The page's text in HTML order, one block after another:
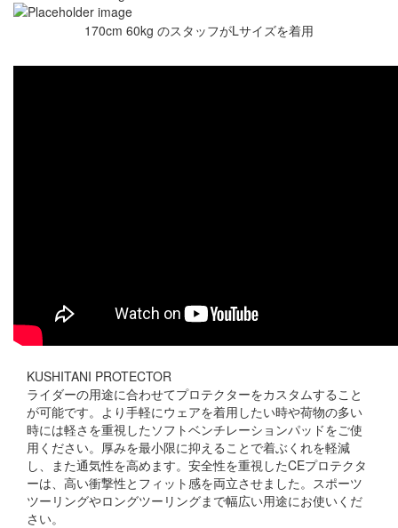
170cm 60kg のスタッフがLサイズを着用
KUSHITANI PROTECTOR
ライダーの用途に合わせてプロテクターをカスタムすること
が可能です。より手軽にウェアを着用したい時や荷物の多い
時には軽さを重視したソフトベンチレーションパッドをご使
用ください。厚みを最小限に抑えることで着ぶくれを軽減
し、また通気性を高めます。安全性を重視したCEプロテクタ
ーは、高い衝撃性とフィット感を両立させました。スポーツ
ツーリングやロングツーリングまで幅広い用途にお使いくだ
さい。